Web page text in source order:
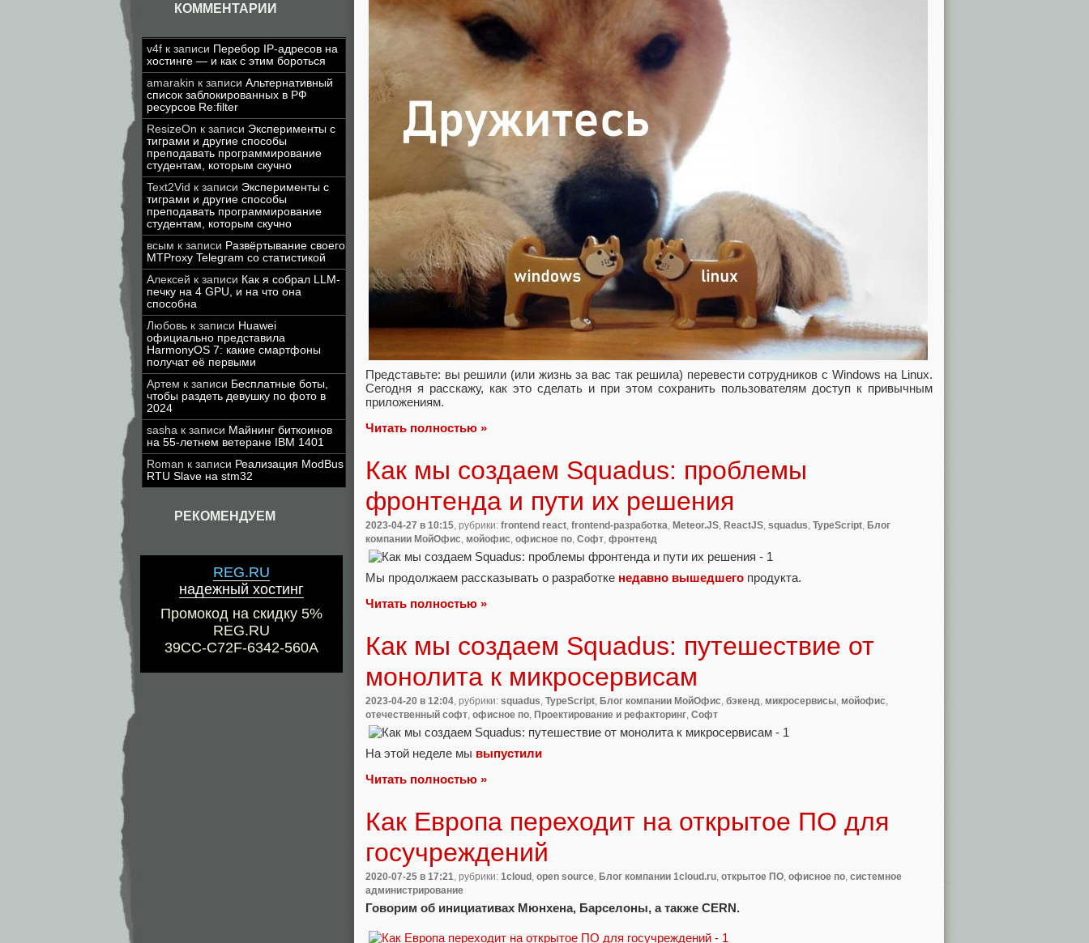
КОММЕНТАРИИ
v4f к записи Перебор IP-адресов на
хостинге — и как с этим бороться
amarakin к записи Альтернативный
список заблокированных в РФ
ресурсов Re:filter
ResizeOn к записи Эксперименты с
тиграми и другие способы
преподавать программирование
студентам, которым скучно
Text2Vid к записи Эксперименты с
тиграми и другие способы
преподавать программирование
студентам, которым скучно
всым к записи Развёртывание своего
MTProxy Telegram со статистикой
Алексей к записи Как я собрал LLM-
печку на 4 GPU, и на что она
способна
Любовь к записи Huawei
официально представила
HarmonyOS 7: какие смартфоны
получат её первыми
Артем к записи Бесплатные боты,
чтобы раздеть девушку по фото в
2024
sasha к записи Майнинг биткоинов
на 55-летнем ветеране IBM 1401
Roman к записи Реализация ModBus
RTU Slave на stm32
РЕКОМЕНДУЕМ
REG.RU
надежный хостинг
Промокод на скидку 5%
REG.RU
39CC-C72F-6342-560A
Представьте: вы решили (или жизнь за вас так решила) перевести сотрудников с Windows на Linux.
Сегодня я расскажу, как это сделать и при этом сохранить пользователям доступ к привычным
приложениям.
Читать полностью »
Как мы создаем Squadus: проблемы
фронтенда и пути их решения
2023-04-27 в 10:15, рубрики: frontend react, frontend-разработка, Meteor.JS, ReactJS, squadus, TypeScript, Блог
компании МойОфис, мойофис, офисное по, Софт, фронтенд
Мы продолжаем рассказывать о разработке недавно вышедшего продукта.
Читать полностью »
Как мы создаем Squadus: путешествие от
монолита к микросервисам
2023-04-20 в 12:04, рубрики: squadus, TypeScript, Блог компании МойОфис, бэкенд, микросервисы, мойофис,
отечественный софт, офисное по, Проектирование и рефакторинг, Софт
На этой неделе мы выпустили
Читать полностью »
Как Европа переходит на открытое ПО для
госучреждений
2020-07-25 в 17:21, рубрики: 1cloud, open source, Блог компании 1cloud.ru, открытое ПО, офисное по, системное
администрирование
Говорим об инициативах Мюнхена, Барселоны, а также CERN.